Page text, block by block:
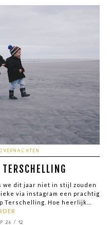
OVERNACHTEN
we dit jaar niet in stijl zouden
via instagram een prachtig
Terschelling. Hoe heerlijk...
26 / 12